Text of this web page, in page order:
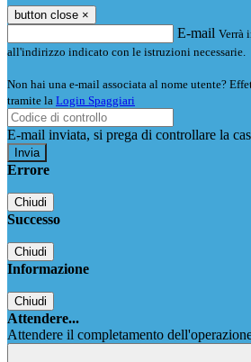
button close ×
E-mail Verrà
all'indirizzo indicato con le istruzioni necessarie.
Non hai una e-mail associata al nome utente?
tramite la Login Spaggiari
E-mail inviata, si prega di controllare la
Errore
Chiudi
Successo
Chiudi
Informazione
Chiudi
Attendere...
Attendere il completamento